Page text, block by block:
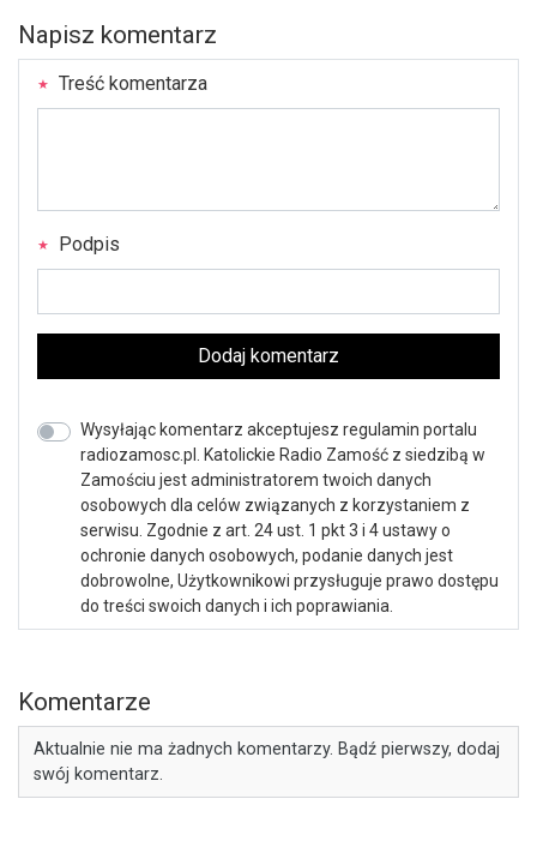
Napisz komentarz
Treść komentarza
Podpis
Dodaj komentarz
Wysyłając komentarz akceptujesz regulamin portalu
radiozamosc.pl. Katolickie Radio Zamość z siedzibą w
Zamościu jest administratorem twoich danych
osobowych dla celów związanych z korzystaniem z
serwisu. Zgodnie z art. 24 ust. 1 pkt 3 i 4 ustawy o
ochronie danych osobowych, podanie danych jest
dobrowolne, Użytkownikowi przysługuje prawo dostępu
do treści swoich danych i ich poprawiania.
Komentarze
Aktualnie nie ma żadnych komentarzy. Bądź pierwszy, dodaj
swój komentarz.